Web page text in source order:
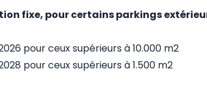
fixe, pour certains parkings
pour ceux supérieurs à 10.000 m2
pour ceux supérieurs à 1.500 m2